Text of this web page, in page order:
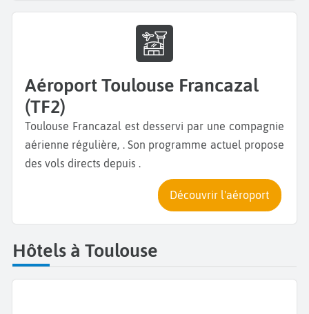
Aéroport Toulouse Francazal
(TF2)
Toulouse Francazal est desservi par une compagnie
aérienne régulière, . Son programme actuel propose
des vols directs depuis .
Découvrir l'aéroport
Hôtels à Toulouse